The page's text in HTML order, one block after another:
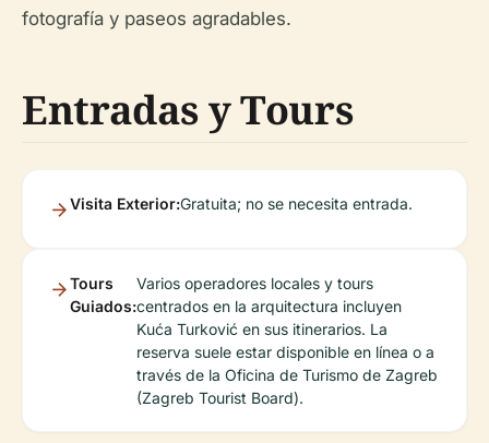
fotografía y paseos agradables.
Entradas y Tours
Visita Exterior:Gratuita; no se necesita entrada.
Tours
Guiados:
Varios operadores locales y tours
centrados en la arquitectura incluyen
Kuća Turković en sus itinerarios. La
reserva suele estar disponible en línea o a
través de la Oficina de Turismo de Zagreb
(Zagreb Tourist Board).